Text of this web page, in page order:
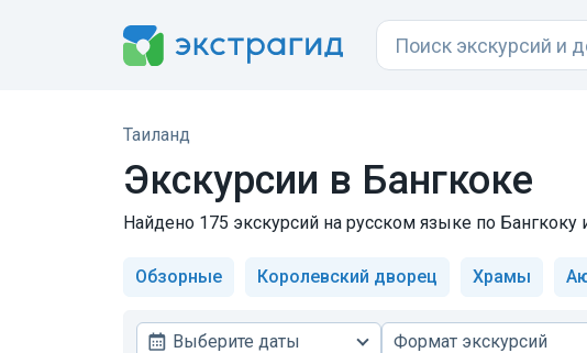
Таиланд
Экскурсии в Бангкоке
Найдено 175 экскурсий на русском языке по Бангкоку
Обзорные Королевский дворец Храмы
Выберите даты Формат экскурсий